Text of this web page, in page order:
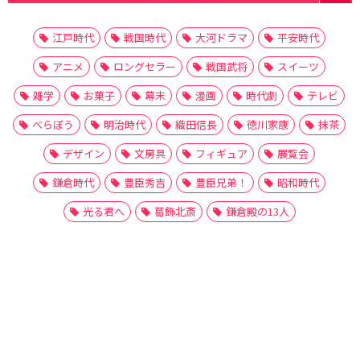
江戸時代 戦国時代 大河ドラマ
平安時代
アニメ
ロングセラー 戦国武将
スイーツ
雑学
お菓子 幕末 漫画 時代劇
テレビ
べらぼう
明治時代 織田信長 徳川家康
抹茶
デザイン
文房具 フィギュア
展覧会
鎌倉時代
豊臣秀吉 豊臣兄弟！
昭和時代
光る君へ
葛飾北斎 鎌倉殿の13人